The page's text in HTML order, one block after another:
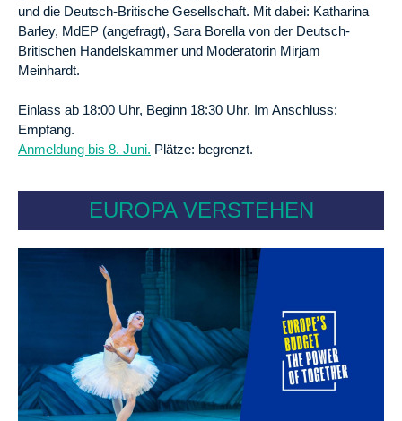
und die Deutsch-Britische Gesellschaft. Mit dabei: Katharina
Barley, MdEP (angefragt), Sara Borella von der Deutsch-
Britischen Handelskammer und Moderatorin Mirjam
Meinhardt.
Einlass ab 18:00 Uhr, Beginn 18:30 Uhr. Im Anschluss:
Empfang.
Anmeldung bis 8. Juni. Plätze: begrenzt.
EUROPA VERSTEHEN